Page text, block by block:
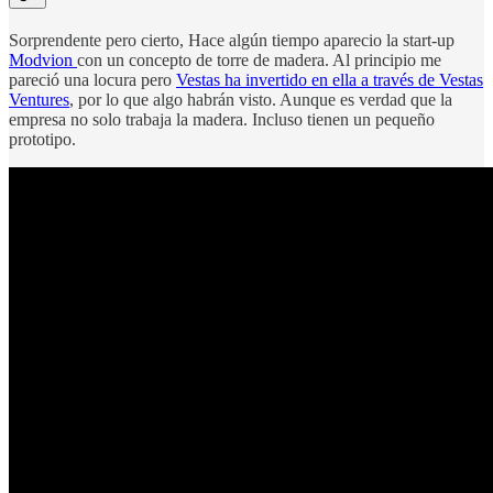
Sorprendente pero cierto, Hace algún tiempo aparecio la start-up
Modvion con un concepto de torre de madera. Al principio me
pareció una locura pero Vestas ha invertido en ella a través de Vestas
Ventures, por lo que algo habrán visto. Aunque es verdad que la
empresa no solo trabaja la madera. Incluso tienen un pequeño
prototipo.